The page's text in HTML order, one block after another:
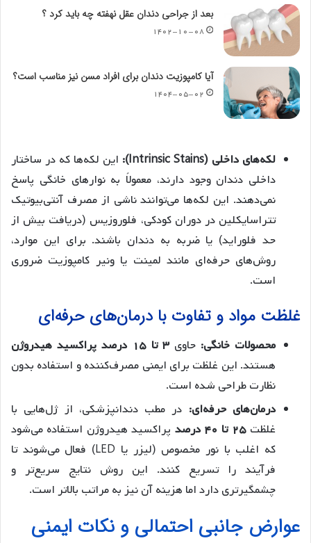
بعد از جراحی دندان عقل نهفته چه باید کرد ؟
۱۴۰۲-۱۰-۰۸
آیا کامپوزیت دندان برای افراد مسن نیز مناسب است؟
۱۴۰۴-۰۵-۰۲
لکه‌های داخلی (Intrinsic Stains):
این لکه‌ها که در ساختار
داخلی دندان وجود دارند، معمولاً به نوارهای خانگی پاسخ
نمی‌دهند. این لکه‌ها می‌توانند ناشی از مصرف آنتی‌بیوتیک
تتراسایکلین در دوران کودکی، فلوروزیس (دریافت بیش از
حد فلوراید) یا ضربه به دندان باشند. برای این موارد،
روش‌های حرفه‌ای مانند لمینت یا ونیر کامپوزیت ضروری
است.
غلظت مواد و تفاوت با درمان‌های حرفه‌ای
محصولات خانگی: حاوی۳ تا ۱۵ درصد پراکسید هیدروژن
هستند. این غلظت برای ایمنی مصرف‌کننده و استفاده بدون
نظارت طراحی شده است.
درمان‌های حرفه‌ای: در مطب دندانپزشکی، از ژل‌هایی با
غلظت۲۵ تا ۴۰ درصد
پراکسید هیدروژن استفاده می‌شود
که اغلب با نور مخصوص (لیزر یا LED) فعال می‌شوند تا
فرآیند را تسریع کنند. این روش نتایج سریع‌تر و
چشمگیرتری دارد اما هزینه آن نیز به مراتب بالاتر است.
عوارض جانبی احتمالی و نکات ایمنی